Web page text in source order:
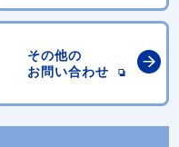
その他の
お問い合わせ